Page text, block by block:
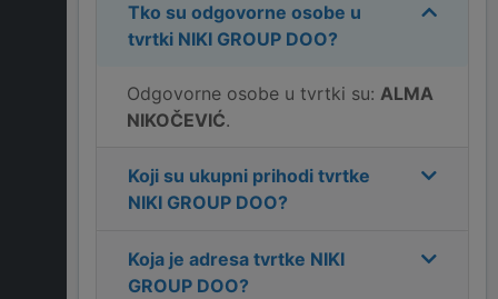
Tko su odgovorne osobe u
tvrtki NIKI GROUP DOO?
Odgovorne osobe u tvrtki su: ALMA
NIKOČEVIĆ.
Koji su ukupni prihodi tvrtke
NIKI GROUP DOO?
Koja je adresa tvrtke NIKI
GROUP DOO?